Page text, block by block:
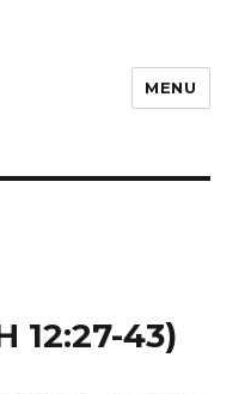
MENU
12:27-43)